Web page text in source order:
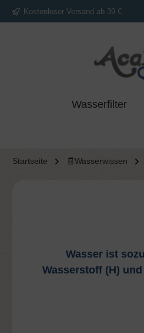
Zur Hauptnavigation
Kostenloser Versand ab 39 €
Wasserfilter
Startseite 🧾Wasserwissen
Wasser ist
Wasserstoff (H)